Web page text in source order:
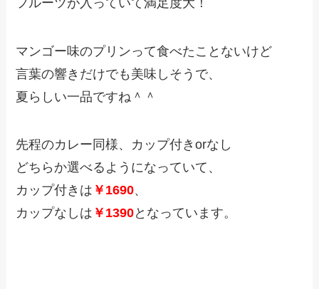
マンゴー味のプリンって食べたことないけど
言葉の響きだけでも美味しそうで、
夏らしい一品ですね＾＾
先程のカレー同様、カップ付きorなし
どちらか選べるようになっていて、
カップ付きは ￥1690、
カップなしは ￥1390となっています。